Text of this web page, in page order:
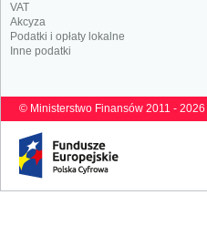
VAT
Akcyza
Podatki i opłaty lokalne
Inne podatki
© Ministerstwo Finansów 2011 - 2026